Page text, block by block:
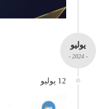
يوليو
- 2024 -
12 يوليو